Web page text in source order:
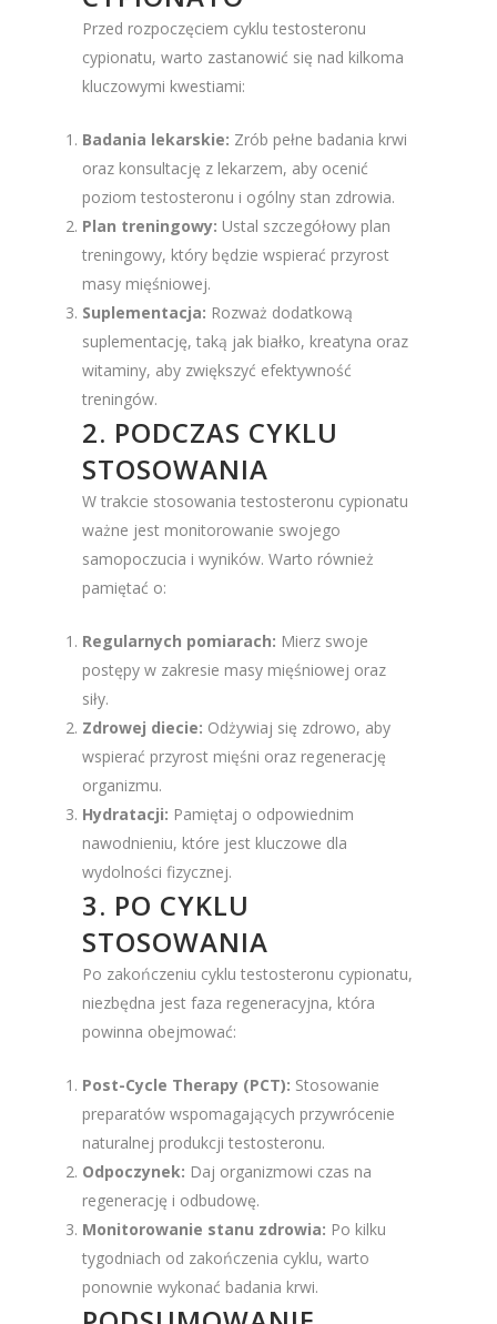
Przed rozpoczęciem cyklu testosteronu
cypionatu, warto zastanowić się nad kilkoma
kluczowymi kwestiami:
Badania lekarskie: Zrób pełne badania krwi
oraz konsultację z lekarzem, aby ocenić
poziom testosteronu i ogólny stan zdrowia.
Plan treningowy: Ustal szczegółowy plan
treningowy, który będzie wspierać przyrost
masy mięśniowej.
Suplementacja: Rozważ dodatkową
suplementację, taką jak białko, kreatyna oraz
witaminy, aby zwiększyć efektywność
treningów.
2. PODCZAS CYKLU
STOSOWANIA
W trakcie stosowania testosteronu cypionatu
ważne jest monitorowanie swojego
samopoczucia i wyników. Warto również
pamiętać o:
Regularnych pomiarach: Mierz swoje
postępy w zakresie masy mięśniowej oraz
siły.
Zdrowej diecie: Odżywiaj się zdrowo, aby
wspierać przyrost mięśni oraz regenerację
organizmu.
Hydratacji: Pamiętaj o odpowiednim
nawodnieniu, które jest kluczowe dla
wydolności fizycznej.
3. PO CYKLU
STOSOWANIA
Po zakończeniu cyklu testosteronu cypionatu,
niezbędna jest faza regeneracyjna, która
powinna obejmować:
Post-Cycle Therapy (PCT): Stosowanie
preparatów wspomagających przywrócenie
naturalnej produkcji testosteronu.
Odpoczynek: Daj organizmowi czas na
regenerację i odbudowę.
Monitorowanie stanu zdrowia: Po kilku
tygodniach od zakończenia cyklu, warto
ponownie wykonać badania krwi.